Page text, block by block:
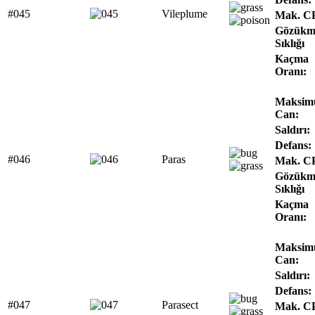
#045 Vileplume
Mak.
Sıklığı
Kaçma
Oranı:
#046 Paras
Can:
Saldırı:
Defans:
Mak.
Sıklığı
Kaçma
Oranı:
#047 Parasect
Can:
Saldırı:
Defans:
Mak.